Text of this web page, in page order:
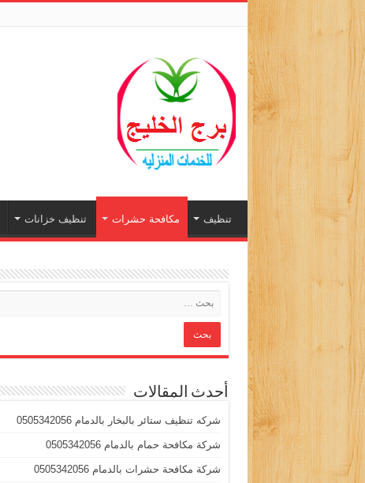
تنظيف مكافحة حشرات تنظيف خزانات
أحدث المقالات
شركه تنظيف ستائر بالبخار بالدمام 0505342056
شركة مكافحة حمام بالدمام 0505342056
شركة مكافحة حشرات بالدمام 0505342056